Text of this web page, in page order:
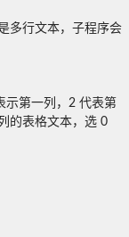
多行文本，子程序会
示第一列，2 代表第
的表格文本，选 0